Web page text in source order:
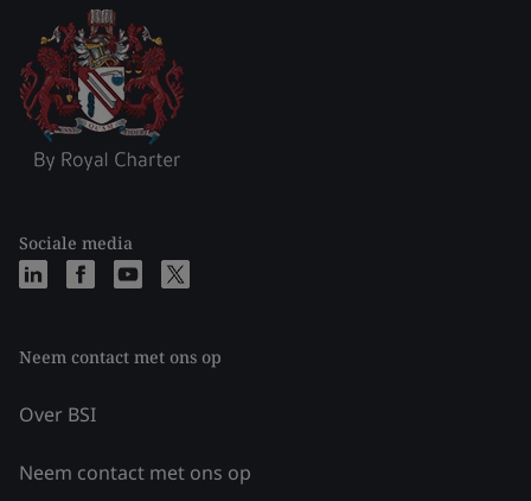
Sociale media
Neem contact met ons op
Over BSI
Neem contact met ons op